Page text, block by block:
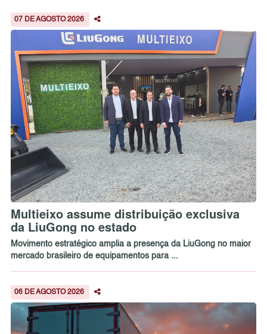
07 DE AGOSTO 2026
Multieixo assume distribuição exclusiva
da LiuGong no estado
Movimento estratégico amplia a presença da LiuGong no maior
mercado brasileiro de equipamentos para ...
06 DE AGOSTO 2026